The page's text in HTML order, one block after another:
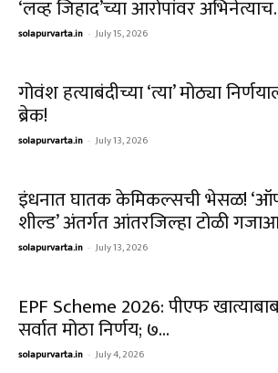
‘लव्ह जिहाद’च्या आरोपांवर
solapurvarta.in - July 15, 2026
गोवंश हत्याबंदीच्या ‘त्या’ मोठ्या
ब्रेक!
solapurvarta.in - July 13, 2026
इंधनात घातक केमिकल्सची भेसळ!
शील्ड’ अंतर्गत आंतरजिल्हा टोळी
solapurvarta.in - July 13, 2026
EPF Scheme 2026: पीएफ
सर्वात मोठा निर्णय; ७...
solapurvarta.in - July 4, 2026